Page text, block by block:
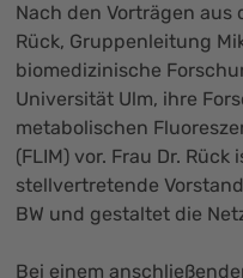
Nach den Vorträgen aus
Rück, Gruppenleitung
biomedizinische
Universität Ulm, ihre
metabolischen
(FLIM) vor. Frau Dr.
stellvertretende
BW und gestaltet die
Bei einem